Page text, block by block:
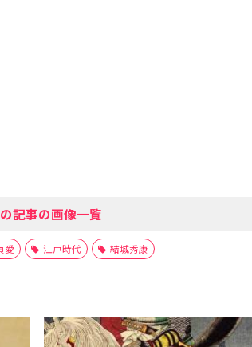
記事の画像一覧
愛 江戸時代 結城秀康